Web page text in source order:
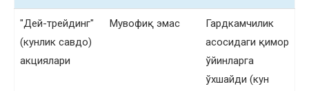
"Дей-трейдинг"
(кунлик савдо)
акциялари
Мувофиқ эмас
Гардкамчилик
асосидаги қимор
ўйинларга
ўхшайди (кун